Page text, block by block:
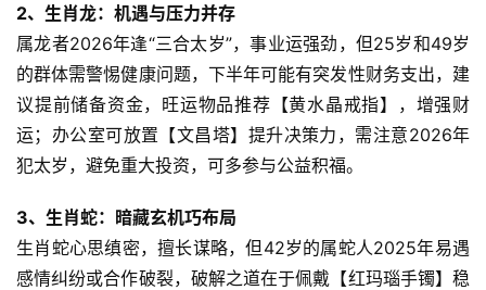
2、生肖龙：机遇与压力并存
属龙者2026年逢“三合太岁”，事业运强劲，但25岁和49岁
的群体需警惕健康问题，下半年可能有突发性财务支出，建
议提前储备资金，旺运物品推荐【黄水晶戒指】，增强财
运；办公室可放置【文昌塔】提升决策力，需注意2026年
犯太岁，避免重大投资，可多参与公益积福。
3、生肖蛇：暗藏玄机巧布局
生肖蛇心思缜密，擅长谋略，但42岁的属蛇人2025年易遇
感情纠纷或合作破裂，破解之道在于佩戴【红玛瑙手镯】稳